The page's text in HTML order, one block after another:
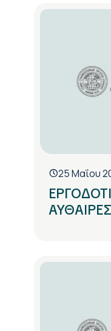
25 Μαΐου